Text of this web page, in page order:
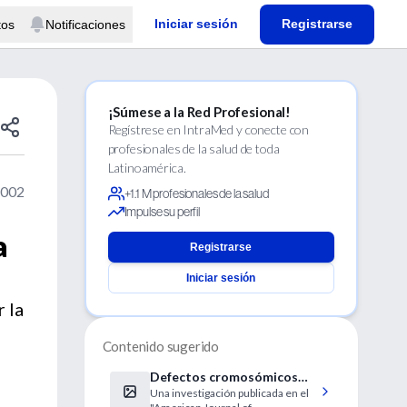
Notificaciones Iniciar sesión Registrarse
la
¡Súmese a la Red Profesional!
Regístrese en IntraMed y conecte con
profesionales de la salud de toda
Latinoamérica.
+1.1 M profesionales de la salud
Impulse su perfil
Registrarse
Iniciar sesión
Contenido sugerido
Defectos cromosómicos
asociados a la diabetes
Una investigación publicada en el